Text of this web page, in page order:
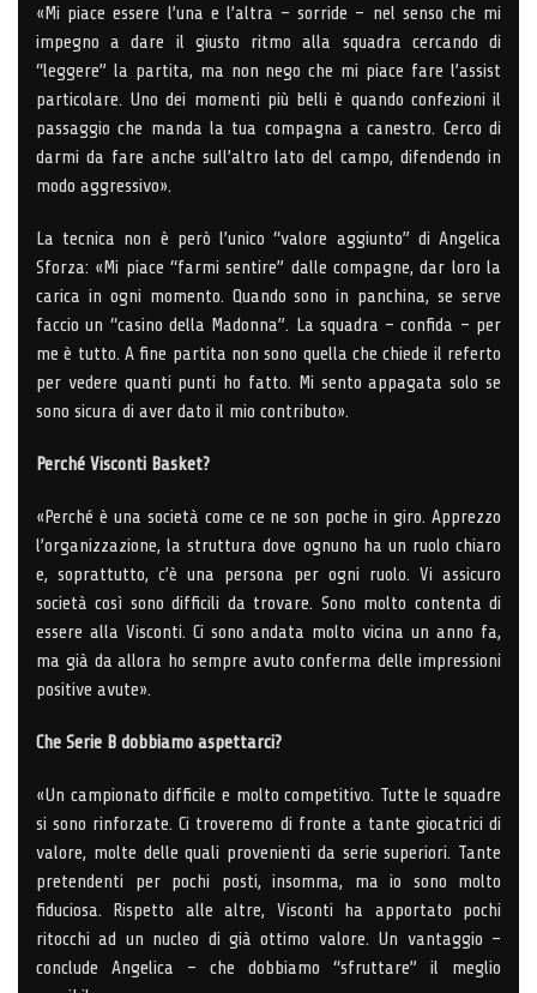
«Mi piace essere l’una e l’altra – sorride – nel senso che mi
impegno a dare il giusto ritmo alla squadra cercando di
“leggere” la partita, ma non nego che mi piace fare l’assist
particolare. Uno dei momenti più belli è quando confezioni il
passaggio che manda la tua compagna a canestro. Cerco di
darmi da fare anche sull’altro lato del campo, difendendo in
modo aggressivo».
La tecnica non è però l’unico “valore aggiunto” di Angelica
Sforza: «Mi piace “farmi sentire” dalle compagne, dar loro la
carica in ogni momento. Quando sono in panchina, se serve
faccio un “casino della Madonna”. La squadra – confida – per
me è tutto. A fine partita non sono quella che chiede il referto
per vedere quanti punti ho fatto. Mi sento appagata solo se
sono sicura di aver dato il mio contributo».
Perché Visconti Basket?
«Perché è una società come ce ne son poche in giro. Apprezzo
l’organizzazione, la struttura dove ognuno ha un ruolo chiaro
e, soprattutto, c’è una persona per ogni ruolo. Vi assicuro
società così sono difficili da trovare. Sono molto contenta di
essere alla Visconti. Ci sono andata molto vicina un anno fa,
ma già da allora ho sempre avuto conferma delle impressioni
positive avute».
Che Serie B dobbiamo aspettarci?
«Un campionato difficile e molto competitivo. Tutte le squadre
si sono rinforzate. Ci troveremo di fronte a tante giocatrici di
valore, molte delle quali provenienti da serie superiori. Tante
pretendenti per pochi posti, insomma, ma io sono molto
fiduciosa. Rispetto alle altre, Visconti ha apportato pochi
ritocchi ad un nucleo di già ottimo valore. Un vantaggio –
conclude Angelica – che dobbiamo “sfruttare” il meglio